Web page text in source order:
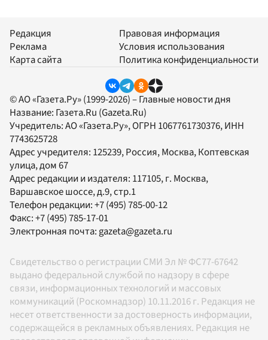
Редакция
Реклама
Карта сайта
Правовая информация
Условия использования
Политика конфиденциальности
© АО «Газета.Ру» (1999-2026) – Главные новости дня
Название: Газета.Ru (Gazeta.Ru)
Учредитель:АО «Газета.Ру», ОГРН 1067761730376, ИНН
7743625728
Адрес учредителя: 125239, Россия, Москва, Коптевская
улица, дом 67
Адрес редакции и издателя: 117105, г. Москва,
Варшавское шоссе, д.9, стр.1
Телефон редакции:+7 (495) 785-00-12
Факс:+7 (495) 785-17-01
Электронная почта:gazeta@gazeta.ru
Свидетельство о регистрации СМИ Эл № ФС77-67642
выдано федеральной службой по надзору в сфере
связи, информационных технологий и массовых
коммуникаций (Роскомнадзор) 10.11.2016 г. Редакция не
несет ответственности за достоверность информации,
содержащейся в рекламных объявлениях. Редакция не